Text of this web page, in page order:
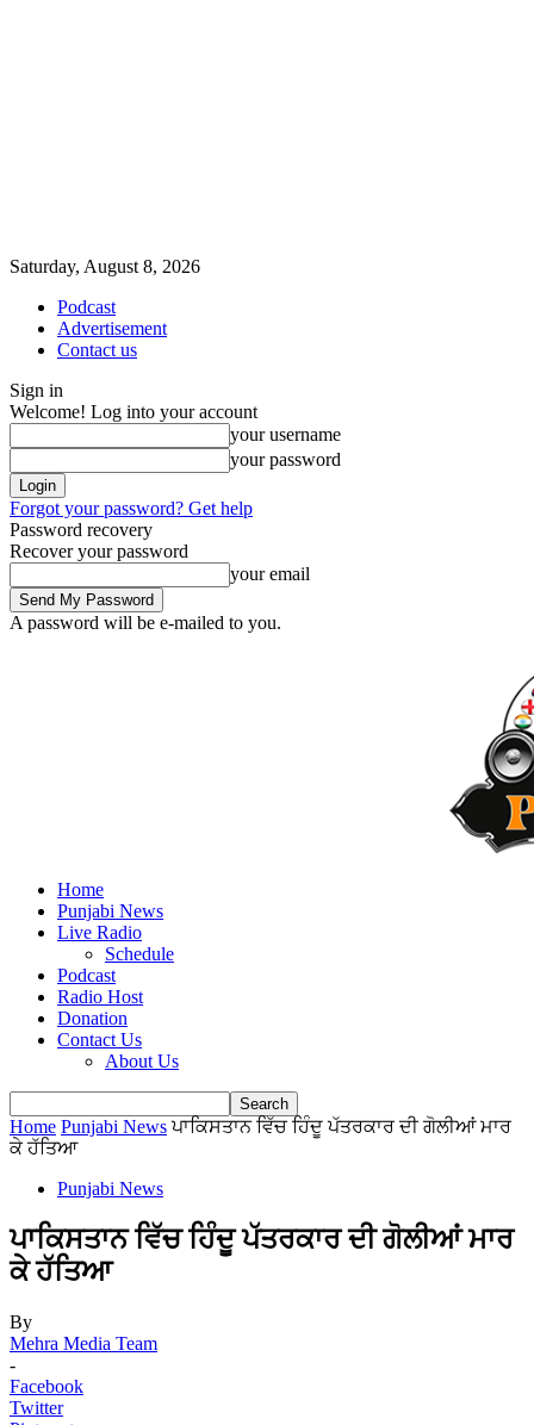
Saturday, August 8, 2026
Podcast
Advertisement
Contact us
Sign in
Welcome! Log into your account
your username
your password
Forgot your password? Get help
Password recovery
Recover your password
your email
A password will be e-mailed to you.
Home
Punjabi News
Live Radio
Schedule
Podcast
Radio Host
Donation
Contact Us
About Us
Home Punjabi News ਪਾਕਿਸਤਾਨ ਵਿੱਚ ਹਿੰਦੂ ਪੱਤਰਕਾਰ ਦੀ ਗੋਲੀਆਂ ਮਾਰ
ਕੇ ਹੱਤਿਆ
Punjabi News
ਪਾਕਿਸਤਾਨ ਵਿੱਚ ਹਿੰਦੂ ਪੱਤਰਕਾਰ ਦੀ ਗੋਲੀਆਂ ਮਾਰ
ਕੇ ਹੱਤਿਆ
By
Mehra Media Team
-
Facebook
Twitter